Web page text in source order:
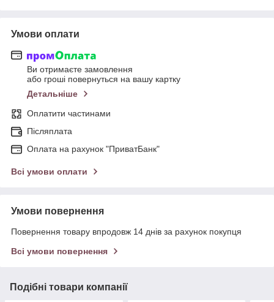
Умови оплати
Ви отримаєте замовлення
або гроші повернуться на вашу картку
Детальніше
Оплатити частинами
Післяплата
Оплата на рахунок "ПриватБанк"
Всі умови оплати
Умови повернення
Повернення товару впродовж 14 днів за рахунок покупця
Всі умови повернення
Подібні товари компанії